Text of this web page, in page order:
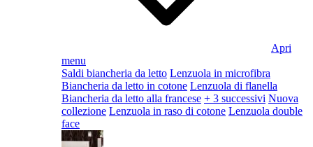
Apri
menu
Saldi biancheria da letto Lenzuola in microfibra
Biancheria da letto in cotone Lenzuola di flanella
Biancheria da letto alla francese + 3 successivi Nuova
collezione Lenzuola in raso di cotone Lenzuola double
face